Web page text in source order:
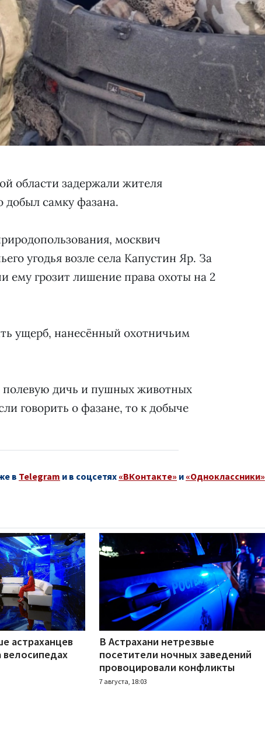
области задержали жителя
добыл самку фазана.
москвич
угодья возле села Капустин Яр. За
ему грозит лишение права охоты на 2
ущерб, нанесённый охотничьим
дичь и пушных животных
говорить о фазане, то к добыче
в Telegram и в соцсетях «ВКонтакте» и «Одноклассники»
астраханцев
В Астрахани нетрезвые
посетители ночных заведений
провоцировали конфликты
7 августа, 18:03